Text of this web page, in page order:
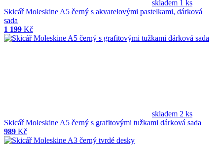
skladem 1 ks
Skicář Moleskine A5 černý s akvarelovými pastelkami, dárková
sada
1 199 Kč
skladem 2 ks
Skicář Moleskine A5 černý s grafitovými tužkami dárková sada
989 Kč